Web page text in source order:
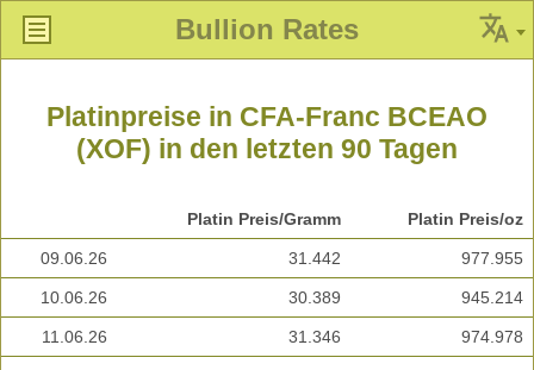
Bullion Rates
Platinpreise in CFA-Franc BCEAO
(XOF) in den letzten 90 Tagen
Platin Preis/Gramm Platin Preis/oz
09.06.26 31.442 977.955
10.06.26 30.389 945.214
11.06.26 31.346 974.978